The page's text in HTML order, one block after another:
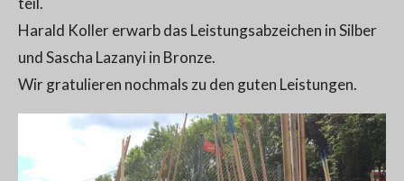
Harald Koller erwarb das Leistungsabzeichen in Silber
und Sascha Lazanyi in Bronze.
Wir gratulieren nochmals zu den guten Leistungen.